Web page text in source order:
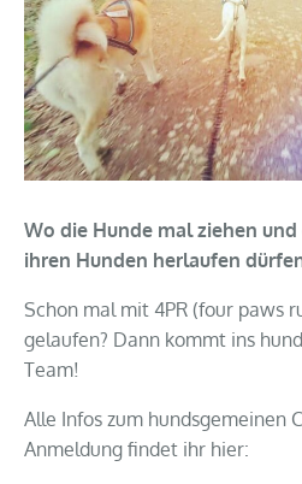
Wo die Hunde mal ziehen
ihren Hunden herlaufen
Schon mal mit 4PR (four paws
gelaufen? Dann kommt ins
Team!
Alle Infos zum hundsgemeinen
Anmeldung findet ihr hier: